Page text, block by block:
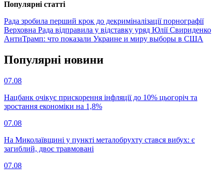
Популярнi статтi
Рада зробила перший крок до декриміналізації порнографії
Верховна Рада відправила у відставку уряд Юлії Свириденко
АнтиТрамп: что показали Украине и миру выборы в США
Популярнi новини
07.08
Нацбанк очікує прискорення інфляції до 10% цьогоріч та
зростання економіки на 1,8%
07.08
На Миколаївщині у пункті металобрухту стався вибух: є
загиблий, двоє травмовані
07.08